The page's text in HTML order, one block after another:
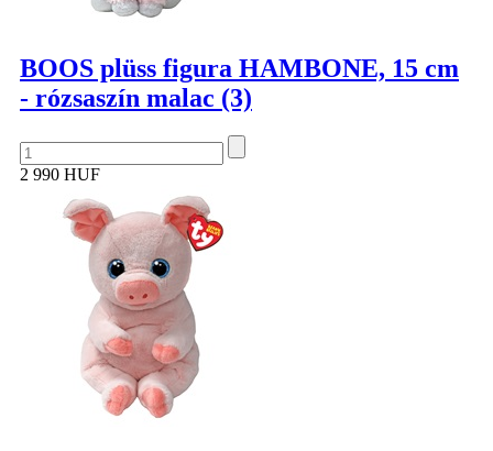
BOOS plüss figura HAMBONE, 15 cm
- rózsaszín malac (3)
2 990 HUF